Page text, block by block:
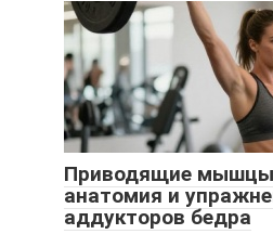
Приводящие мышцы
анатомия и
аддукторов бедра